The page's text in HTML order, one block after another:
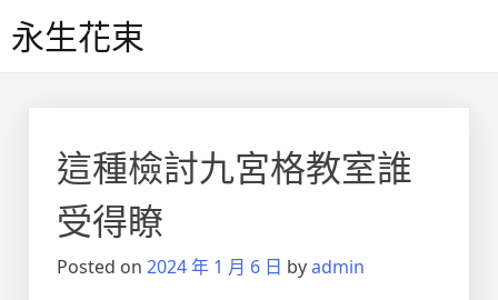
to永生花束
這種檢討九宮格教室誰
受得瞭
Posted on 2024 年 1 月 6 日 byadmin